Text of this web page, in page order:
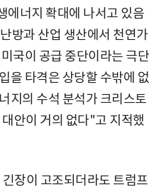
에너지 확대에 나서고 있음
방과 산업 생산에서 천연가
국이 공급 중단이라는 극단
을 타격은 상당할 수밖에 없
지의 수석 분석가 크리스토
안이 거의 없다"고 지적했
장이 고조되더라도 트럼프